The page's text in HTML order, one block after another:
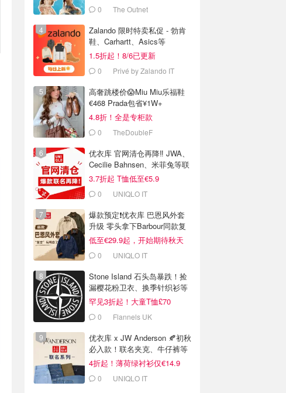
0 The Outnet
Zalando 限时特卖私促 - 勃肯
鞋、Carhartt、Asics等
1.5折起！8/6已更新
0 Privé by Zalando IT
高奢跳楼价😱Miu Miu乐福鞋
€468 Prada包省¥1W+
4.8折！全是专柜款
0 TheDoubleF
优衣库 官网清仓再降‼️ JWA、
Cecilie Bahnsen、米菲兔等联
名
3.7折起 T恤低至€5.9
0 UNIQLO IT
爆款预定❗️优衣库 巴恩风外套
升级 零头拿下Barbour同款复
古腔
低至€29.9起，开始期待秋天
0 UNIQLO IT
Stone Island 石头岛暴跌！捡
漏樱花粉卫衣、换季针织衫等
罕见3折起！大童T恤£70
0 Flannels UK
优衣库 x JW Anderson 🍂初秋
必入款！联名夹克、牛仔裤等
4折起！薄荷绿衬衫仅€14.9
0 UNIQLO IT